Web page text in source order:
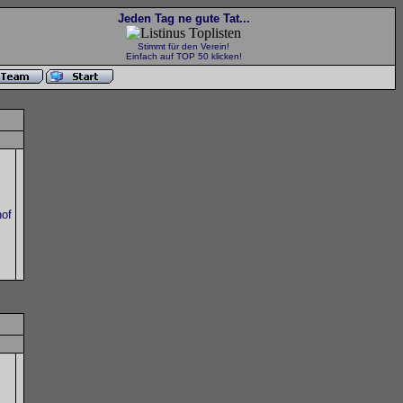
Jeden Tag ne gute Tat...
Stimmt für den Verein!
Einfach auf TOP 50 klicken!